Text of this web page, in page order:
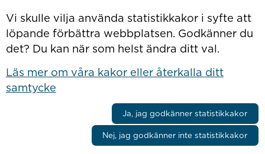
Vi skulle vilja använda statistikkakor i syfte att
löpande förbättra webbplatsen. Godkänner du
det? Du kan när som helst ändra ditt val.
Läs mer om våra kakor eller återkalla ditt
samtycke
Ja, jag godkänner statistikkakor
Nej, jag godkänner inte statistikkakor